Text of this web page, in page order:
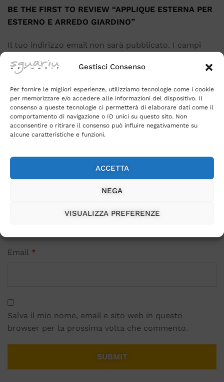
Gestisci Consenso
Per fornire le migliori esperienze, utilizziamo tecnologie come i cookie
per memorizzare e/o accedere alle informazioni del dispositivo. Il
consenso a queste tecnologie ci permetterà di elaborare dati come il
comportamento di navigazione o ID unici su questo sito. Non
acconsentire o ritirare il consenso può influire negativamente su
alcune caratteristiche e funzioni.
ACCETTA
NEGA
VISUALIZZA PREFERENZE
BE THE FIRST TO REVIEW “APPLIQUE ESTERNA PER
ESTERNO E ARREDO GIARDINO”
Il tuo indirizzo email non sarà pubblicato. I campi
Email *
Salva il mio nome, email e sito web in questo
browser per la prossima volta che commento.